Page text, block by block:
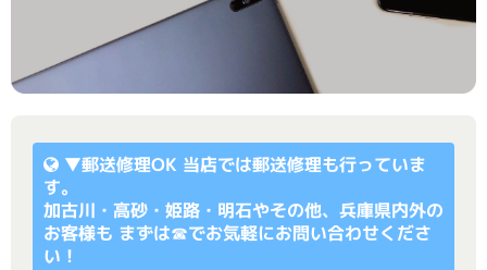
▼郵送修理OK 当店では郵送修理も行っていま
す。
加古川・高砂・姫路・明石やその他、兵庫県内外の
お客様も まずは☎でお気軽にお問い合わせくださ
い！